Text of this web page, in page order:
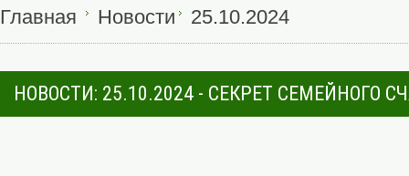
Главная Новости 25.10.2024
НОВОСТИ: 25.10.2024 - СЕКРЕТ СЕМЕЙНОГО